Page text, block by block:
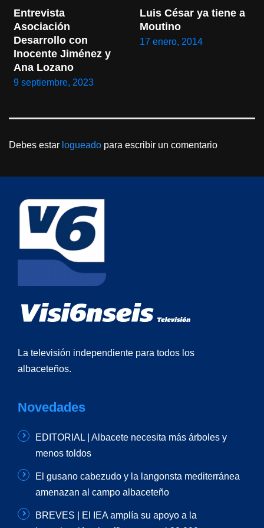
Entrevista
Asociación
Desarrollo con
Inocente Jiménez y
Ana Lozano
9 septiembre, 2023
Luis César ya tiene a
Moutino
17 enero, 2014
Debes estar logueado para escribir un comentario
La televisión independiente para todos los
albaceteños.
Novedades
EDITORIAL | Albacete necesita más árboles y
menos toldos
El gusano cabezudo y la langonsta mediterránea
amenazan al campo albaceteño
BREVES | El IEA amplía su apoyo a la